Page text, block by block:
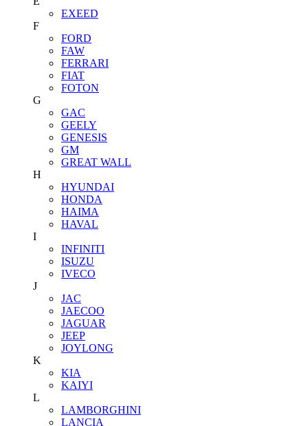
EXEED
F
FORD
FAW
FERRARI
FIAT
FOTON
G
GAC
GEELY
GENESIS
GM
GREAT WALL
H
HYUNDAI
HONDA
HAIMA
HAVAL
I
INFINITI
ISUZU
IVECO
J
JAC
JAECOO
JAGUAR
JEEP
JOYLONG
K
KIA
KAIYI
L
LAMBORGHINI
LANCIA